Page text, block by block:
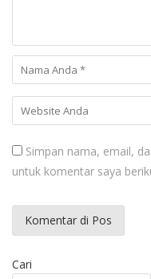
Simpan nama, email,
untuk komentar saya
Cari